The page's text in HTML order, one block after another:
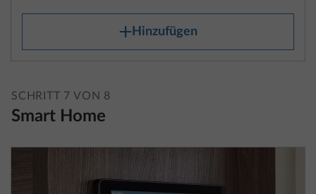
Hinzufügen
SCHRITT 7 VON 8
Smart Home